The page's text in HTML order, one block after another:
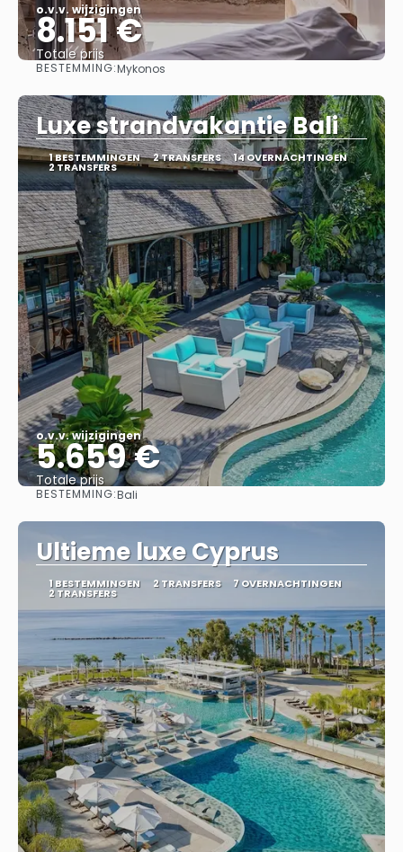
o.v.v. wijzigingen
8.151 €
Totale prijs
BESTEMMING:Mykonos
Luxe strandvakantie Bali
1 BESTEMMINGEN 2 TRANSFERS 14 OVERNACHTINGEN
2 TRANSFERS
o.v.v. wijzigingen
5.659 €
Totale prijs
BESTEMMING:Bali
Ultieme luxe Cyprus
1 BESTEMMINGEN 2 TRANSFERS 7 OVERNACHTINGEN
2 TRANSFERS